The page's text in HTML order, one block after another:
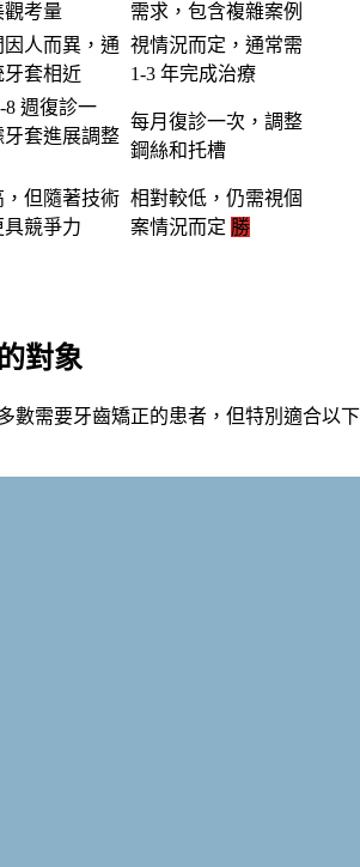
觀考量
需求，包含複雜案例
因人而異，通
牙套相近
視情況而定，通常需
1-3 年完成治療
8 週復診一
牙套進展調整
每月復診一次，調整
鋼絲和托槽
，但隨著技術
競爭力
相對較低，仍需視個
案情況而定 勝
對象
數需要牙齒矯正的患者，但特別適合以下